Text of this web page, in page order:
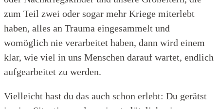
zum Teil zwei oder sogar mehr Kriege miterlebt
haben, alles an Trauma eingesammelt und
womöglich nie verarbeitet haben, dann wird einem
klar, wie viel in uns Menschen darauf wartet, endlich
aufgearbeitet zu werden.
Vielleicht hast du das auch schon erlebt: Du gerätst